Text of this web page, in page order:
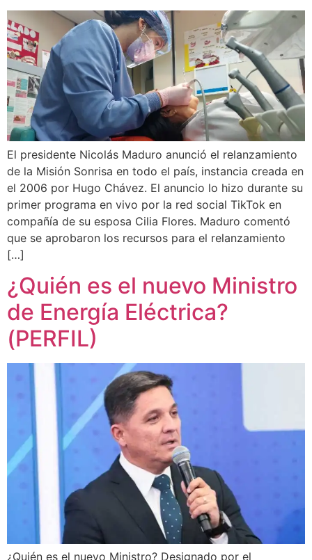
El presidente Nicolás Maduro anunció el relanzamiento
de la Misión Sonrisa en todo el país, instancia creada en
el 2006 por Hugo Chávez. El anuncio lo hizo durante su
primer programa en vivo por la red social TikTok en
compañía de su esposa Cilia Flores. Maduro comentó
que se aprobaron los recursos para el relanzamiento
[…]
¿Quién es el nuevo Ministro
de Energía Eléctrica?
(PERFIL)
¿Quién es el nuevo Ministro? Designado por el